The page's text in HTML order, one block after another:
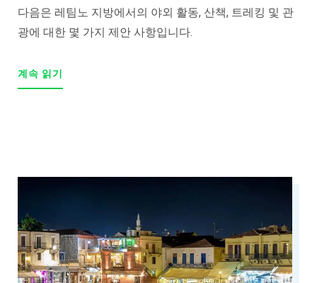
다음은 레팀노 지방에서의 야외 활동, 산책, 트레킹 및 관
광에 대한 몇 가지 제안 사항입니다.
계속 읽기